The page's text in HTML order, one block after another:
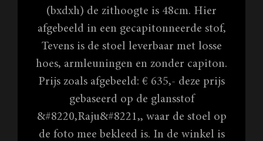
(bxdxh) de zithoogte is 48cm. Hier
afgebeeld in een gecapitonneerde stof,
Tevens is de stoel leverbaar met losse
hoes, armleuningen en zonder capiton.
Prijs zoals afgebeeld: € 635,- deze prijs
gebaseerd op de glansstof
&#8220,Raju&#8221,, waar de stoel op
de foto mee bekleed is. In de winkel is